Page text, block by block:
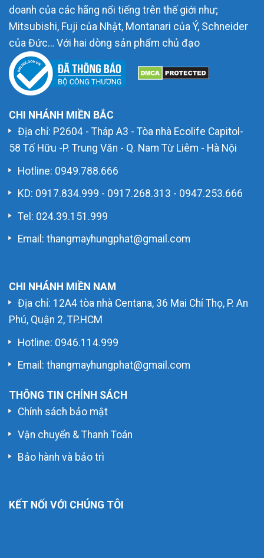
doanh của các hãng nổi tiếng trên thế giới như;
Mitsubishi, Fuji của Nhật, Montanari của Ý, Schneider
của Đức… Với hai dòng sản phẩm chủ đạo
CHI NHÁNH MIỀN BẮC
Địa chỉ: P2604 - Tháp A3 - Tòa nhà Ecolife Capitol-
58 Tố Hữu -P. Trung Văn - Q. Nam Từ Liêm - Hà Nội
Hotline: 0949.788.666
KD: 0917.834.999 - 0917.268.313 - 0947.253.666
Tel: 024.39.151.999
Email: thangmayhungphat@gmail.com
CHI NHÁNH MIỀN NAM
Địa chỉ: 12A4 tòa nhà Centana, 36 Mai Chí Thọ, P. An
Phú, Quận 2, TP.HCM
Hotline: 0946.114.999
Email: thangmayhungphat@gmail.com
THÔNG TIN CHÍNH SÁCH
Chính sách bảo mật
Vận chuyển & Thanh Toán
Bảo hành và bảo trì
KẾT NỐI VỚI CHÚNG TÔI